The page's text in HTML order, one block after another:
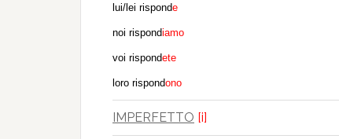
lui/lei risponde
noi rispondiamo
voi rispondete
loro rispondono
IMPERFETTO [i]